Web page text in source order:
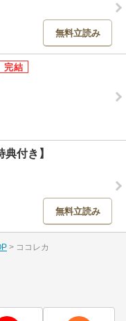
無料立読み
付き】
無料立読み
ココレカ